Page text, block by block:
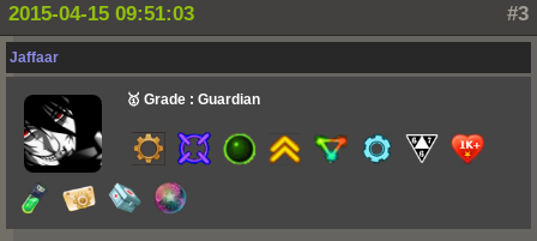
#3
2015-04-15 09:51:03
Jaffaar
🥇 Grade : Guardian